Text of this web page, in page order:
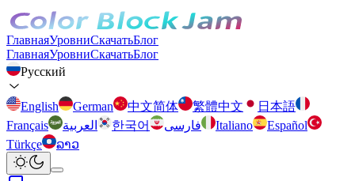
ГлавнаяУровниСкачатьБлог
ГлавнаяУровниСкачатьБлог
Русский
English German 中文简体 繁體中文
日本語
Français
العربية 한국어 فارسی Italiano
Español
Türkçe
ລາວ